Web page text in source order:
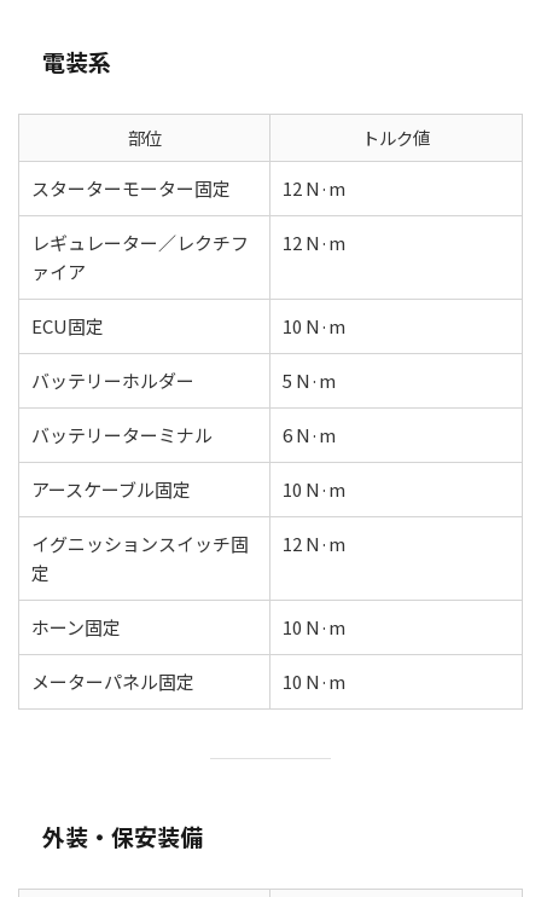
電装系
部位
トルク値
スターターモーター固定
12 N·m
レギュレーター／レクチフ
ァイア
12 N·m
ECU固定 10 N·m
バッテリーホルダー 5 N·m
バッテリーターミナル 6 N·m
アースケーブル固定 10 N·m
イグニッションスイッチ固
定
12 N·m
ホーン固定 10 N·m
メーターパネル固定 10 N·m
外装・保安装備